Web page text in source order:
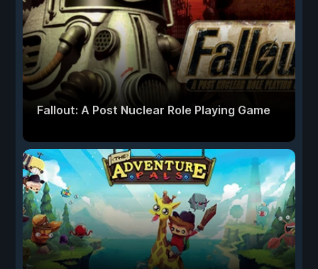
Fallout: A Post Nuclear Role Playing Game